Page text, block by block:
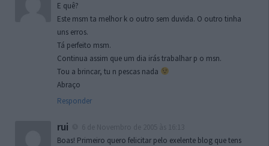
E quê?
Este msm ta melhor k o outro sem duvida. O outro tinha
uns erros.
Tá perfeito msm.
Continua assim que um dia irás trabalhar p o msn.
Tou a brincar, tu n pescas nada
Abraço
Responder
rui
Boas! Primeiro quero felicitar pelo exelente blog que tens